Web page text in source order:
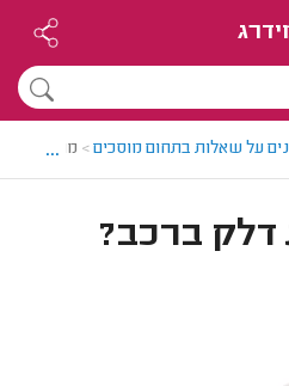
על שאלות בתחום מוסכים> מה זה
...
ברכב?